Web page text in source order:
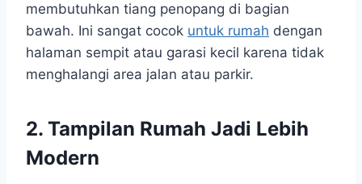
membutuhkan tiang penopang di bagian
bawah. Ini sangat cocok untuk rumah dengan
halaman sempit atau garasi kecil karena tidak
menghalangi area jalan atau parkir.
2. Tampilan Rumah Jadi Lebih
Modern